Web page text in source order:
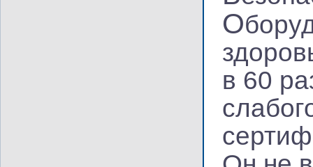
О
в 60